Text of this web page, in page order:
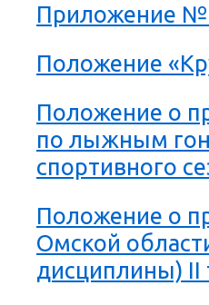
Приложение №
Положение
Положение о
по лыжным
спортивного
Положение о
Омской
дисциплины) II